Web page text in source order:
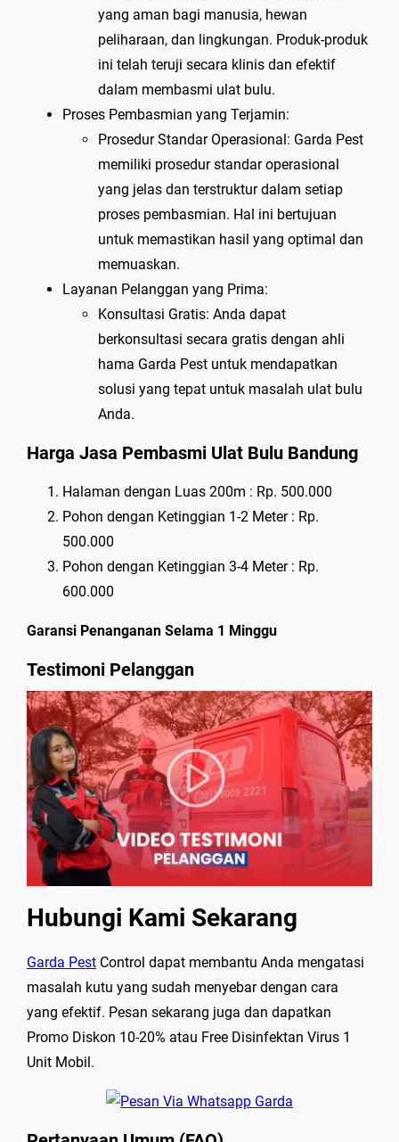
yang aman bagi manusia, hewan
peliharaan, dan lingkungan. Produk-produk
ini telah teruji secara klinis dan efektif
dalam membasmi ulat bulu.
Proses Pembasmian yang Terjamin:
Prosedur Standar Operasional: Garda Pest
memiliki prosedur standar operasional
yang jelas dan terstruktur dalam setiap
proses pembasmian. Hal ini bertujuan
untuk memastikan hasil yang optimal dan
memuaskan.
Layanan Pelanggan yang Prima:
Konsultasi Gratis: Anda dapat
berkonsultasi secara gratis dengan ahli
hama Garda Pest untuk mendapatkan
solusi yang tepat untuk masalah ulat bulu
Anda.
Harga Jasa Pembasmi Ulat Bulu Bandung
Halaman dengan Luas 200m : Rp. 500.000
Pohon dengan Ketinggian 1-2 Meter : Rp.
500.000
Pohon dengan Ketinggian 3-4 Meter : Rp.
600.000
Garansi Penanganan Selama 1 Minggu
Testimoni Pelanggan
Hubungi Kami Sekarang
Garda Pest Control dapat membantu Anda mengatasi
masalah kutu yang sudah menyebar dengan cara
yang efektif. Pesan sekarang juga dan dapatkan
Promo Diskon 10-20% atau Free Disinfektan Virus 1
Unit Mobil.